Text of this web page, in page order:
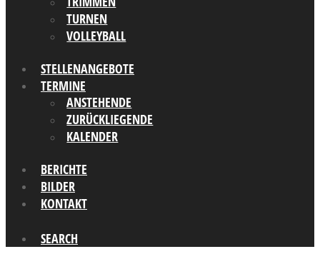
TURNEN
VOLLEYBALL
STELLENANGEBOTE
TERMINE
ANSTEHENDE
ZURÜCKLIEGENDE
KALENDER
BERICHTE
BILDER
KONTAKT
SEARCH